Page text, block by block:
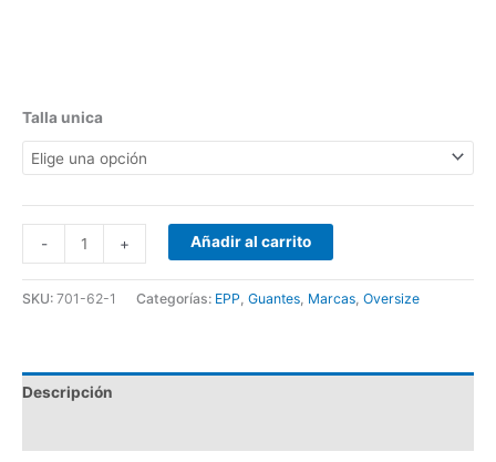
Talla unica
- + Añadir al carrito
SKU: 701-62-1 Categorías: EPP, Guantes, Marcas, Oversize
Descripción